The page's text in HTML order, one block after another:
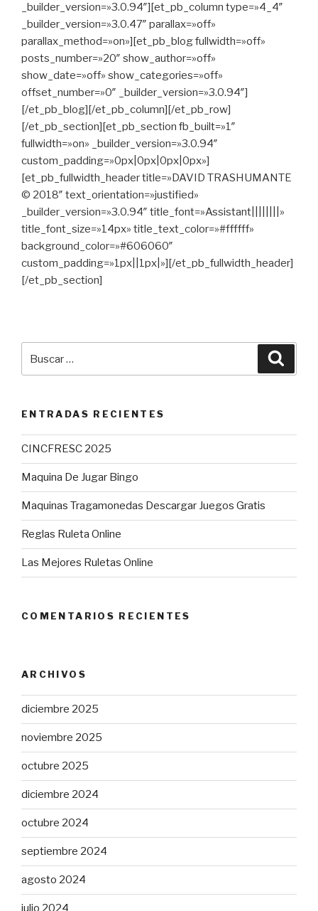
_builder_version=»3.0.94″][et_pb_column type=»4_4″
_builder_version=»3.0.47″ parallax=»off»
parallax_method=»on»][et_pb_blog fullwidth=»off»
posts_number=»20″ show_author=»off»
show_date=»off» show_categories=»off»
offset_number=»0″ _builder_version=»3.0.94″]
[/et_pb_blog][/et_pb_column][/et_pb_row]
[/et_pb_section][et_pb_section fb_built=»1″
fullwidth=»on» _builder_version=»3.0.94″
custom_padding=»0px|0px|0px|0px»]
[et_pb_fullwidth_header title=»DAVID TRASHUMANTE
© 2018″ text_orientation=»justified»
_builder_version=»3.0.94″ title_font=»Assistant||||||||»
title_font_size=»14px» title_text_color=»#ffffff»
background_color=»#606060″
custom_padding=»1px||1px|»][/et_pb_fullwidth_header]
[/et_pb_section]
ENTRADAS RECIENTES
CINCFRESC 2025
Maquina De Jugar Bingo
Maquinas Tragamonedas Descargar Juegos Gratis
Reglas Ruleta Online
Las Mejores Ruletas Online
COMENTARIOS RECIENTES
ARCHIVOS
diciembre 2025
noviembre 2025
octubre 2025
diciembre 2024
octubre 2024
septiembre 2024
agosto 2024
julio 2024